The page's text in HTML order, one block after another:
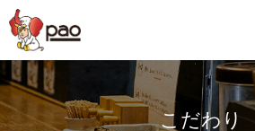
こだわり